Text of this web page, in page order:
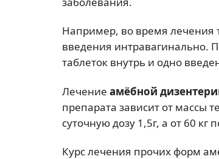
Например, во время лечения
введения интравагинально.
таблеток внутрь и одно
Лечение амёбной
препарата зависит от массы
суточную дозу 1,5г, а от 60 кг
Курс лечения прочих форм